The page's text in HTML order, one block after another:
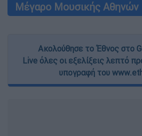
Μέγαρο Μουσικής Αθηνών
Ακολούθησε το Έθνος στο
Live όλες οι εξελίξεις λεπτό
υπογραφή του